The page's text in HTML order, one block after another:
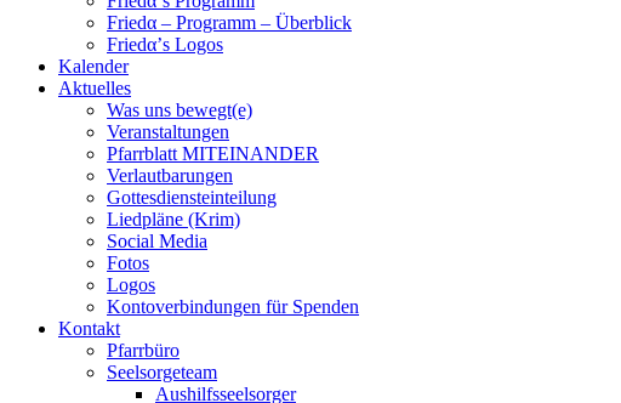
Friedα – Programm – Überblick
Friedα’s Logos
Kalender
Aktuelles
Was uns bewegt(e)
Veranstaltungen
Pfarrblatt MITEINANDER
Verlautbarungen
Gottesdiensteinteilung
Liedpläne (Krim)
Social Media
Fotos
Logos
Kontoverbindungen für Spenden
Kontakt
Pfarrbüro
Seelsorgeteam
Aushilfsseelsorger